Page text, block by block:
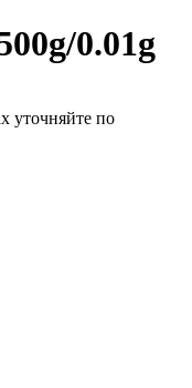
0.01g
уточняйте по